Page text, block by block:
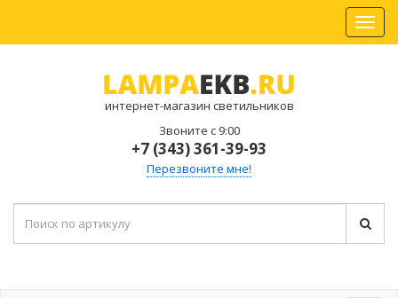
интернет-магазин светильников
Звоните с 9:00
+7 (343) 361-39-93
Перезвоните мне!